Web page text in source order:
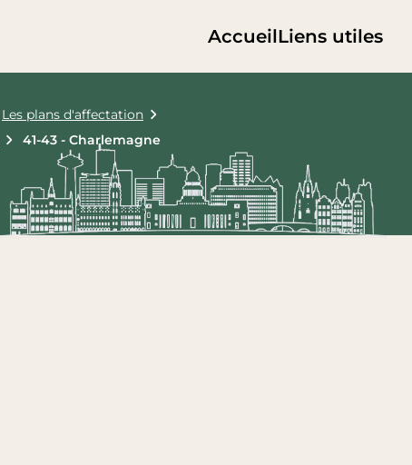
AccueilLiens utiles
Les plans d'affectation
41-43 - Charlemagne